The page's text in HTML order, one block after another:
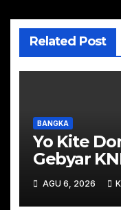
Related Post
BANGKA
Yo Kite
Gebyar
AGU 6, 2026